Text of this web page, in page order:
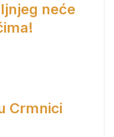
neće
Crmnici